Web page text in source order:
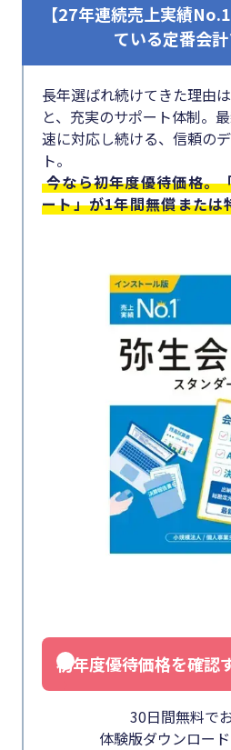
【27年連続売上実績
ている定番会計
長年選ばれ続けてきた理由
と、充実のサポート体制。
速に対応し続ける、信頼の
ト。
今なら初年度優待価格。
ート」が1年間無償または
初年度優待価格を確認
30日間無料で
体験版ダウンロー